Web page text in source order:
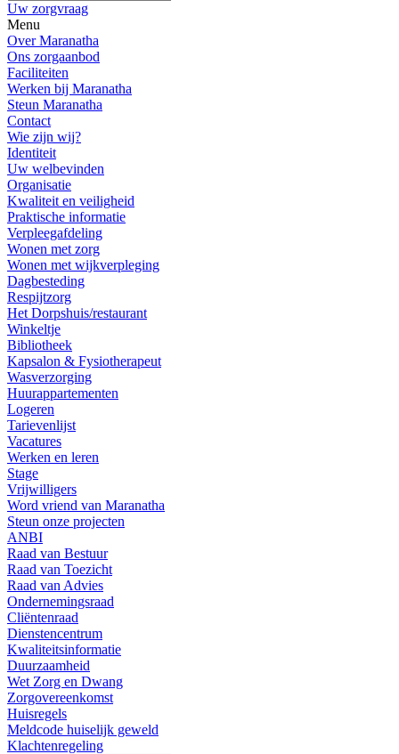
Uw zorgvraag
Menu
Over Maranatha
Ons zorgaanbod
Faciliteiten
Werken bij Maranatha
Steun Maranatha
Contact
Wie zijn wij?
Identiteit
Uw welbevinden
Organisatie
Kwaliteit en veiligheid
Praktische informatie
Verpleegafdeling
Wonen met zorg
Wonen met wijkverpleging
Dagbesteding
Respijtzorg
Het Dorpshuis/restaurant
Winkeltje
Bibliotheek
Kapsalon & Fysiotherapeut
Wasverzorging
Huurappartementen
Logeren
Tarievenlijst
Vacatures
Werken en leren
Stage
Vrijwilligers
Word vriend van Maranatha
Steun onze projecten
ANBI
Raad van Bestuur
Raad van Toezicht
Raad van Advies
Ondernemingsraad
Cliëntenraad
Dienstencentrum
Kwaliteitsinformatie
Duurzaamheid
Wet Zorg en Dwang
Zorgovereenkomst
Huisregels
Meldcode huiselijk geweld
Klachtenregeling